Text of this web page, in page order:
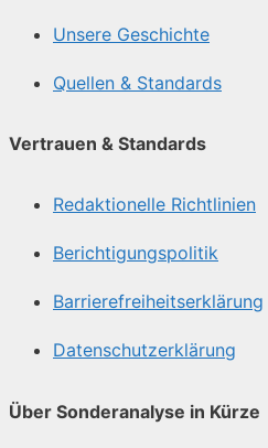
Unsere Geschichte
Quellen & Standards
Vertrauen & Standards
Redaktionelle Richtlinien
Berichtigungspolitik
Barrierefreiheitserklärung
Datenschutzerklärung
Über Sonderanalyse in Kürze